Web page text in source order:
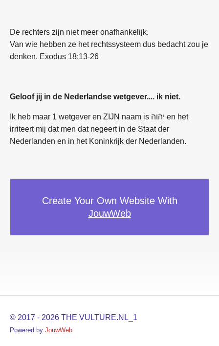
De rechters zijn niet meer onafhankelijk.
Van wie hebben ze het rechtssysteem dus bedacht zou je
denken. Exodus 18:13-26
Geloof jij in de Nederlandse wetgever.... ik niet.
Ik heb maar 1 wetgever en ZIJN naam is יהוה en het
irriteert mij dat men dat negeert in de Staat der
Nederlanden en in het Koninkrijk der Nederlanden.
Create Your Own Website With
JouwWeb
© 2017 - 2026 THE VULTURE.NL_1
Powered by JouwWeb